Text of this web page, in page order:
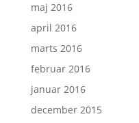
maj 2016
april 2016
marts 2016
februar 2016
januar 2016
december 2015